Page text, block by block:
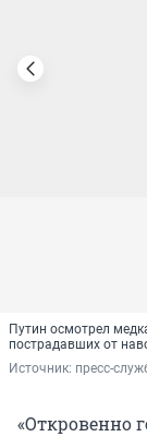
Путин осмотрел
пострадавших от
Источник: пресс-
«Откровенно